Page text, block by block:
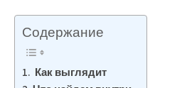
Содержание
Как выглядит